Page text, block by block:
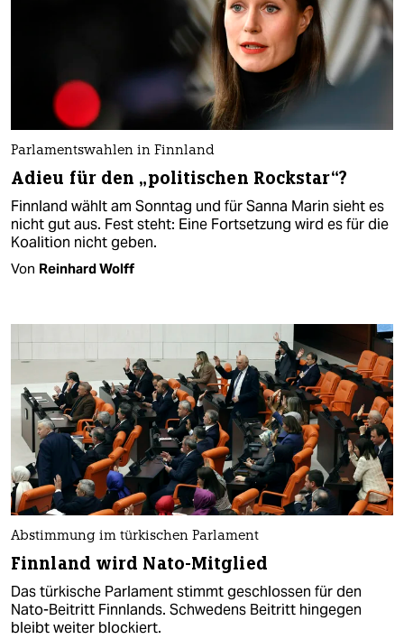
Parlamentswahlen in Finnland
Adieu für den „politischen Rockstar“?
Finnland wählt am Sonntag und für Sanna Marin sieht es
nicht gut aus. Fest steht: Eine Fortsetzung wird es für die
Koalition nicht geben.
Von Reinhard Wolff
Abstimmung im türkischen Parlament
Finnland wird Nato-Mitglied
Das türkische Parlament stimmt geschlossen für den
Nato-Beitritt Finnlands. Schwedens Beitritt hingegen
bleibt weiter blockiert.